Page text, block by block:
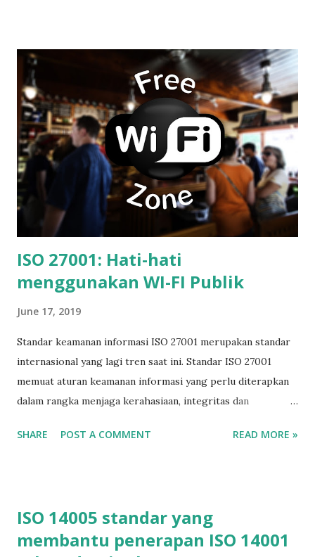
standar ISO 27001 mematuhi peraturan perudangan
khusunya yang berkaitan dengan perlindungan data atau
informasi seseorang.
ISO 27001: Hati-hati
menggunakan WI-FI Publik
June 17, 2019
Standar keamanan informasi ISO 27001 merupakan standar
internasional yang lagi tren saat ini. Standar ISO 27001
memuat aturan keamanan informasi yang perlu diterapkan
dalam rangka menjaga kerahasiaan, integritas dan
kontrol informasi yang dapat dibaca di blog ini: 114 Security
publik sebab penggunaan WI-FI publik tidak sepenuhnya
aman. Jaringan WI-FI yang tidak aman dapat disusupi oleh
SHARE POST A COMMENT READ MORE »
ISO 14005 standar yang
membantu penerapan ISO 14001